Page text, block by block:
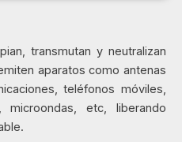
transmutan y neutralizan
aparatos como antenas
teléfonos móviles,
microondas, etc, liberando